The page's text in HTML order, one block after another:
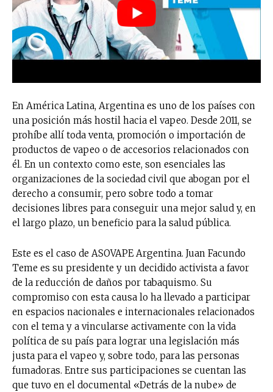
En América Latina, Argentina es uno de los países con
una posición más hostil hacia el vapeo. Desde 2011, se
prohíbe allí toda venta, promoción o importación de
productos de vapeo o de accesorios relacionados con
él. En un contexto como este, son esenciales las
organizaciones de la sociedad civil que abogan por el
derecho a consumir, pero sobre todo a tomar
decisiones libres para conseguir una mejor salud y, en
el largo plazo, un beneficio para la salud pública.
Este es el caso de ASOVAPE Argentina. Juan Facundo
Teme es su presidente y un decidido activista a favor
de la reducción de daños por tabaquismo. Su
compromiso con esta causa lo ha llevado a participar
en espacios nacionales e internacionales relacionados
con el tema y a vincularse activamente con la vida
política de su país para lograr una legislación más
justa para el vapeo y, sobre todo, para las personas
fumadoras. Entre sus participaciones se cuentan las
que tuvo en el documental «Detrás de la nube» de